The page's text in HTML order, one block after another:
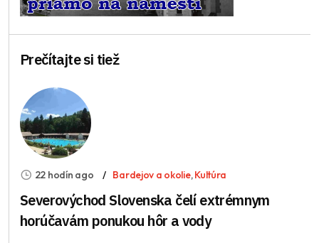
Prečítajte si tiež
22 hodín ago Bardejov a okolie,Kultúra
Severovýchod Slovenska čelí extrémnym
horúčavám ponukou hôr a vody